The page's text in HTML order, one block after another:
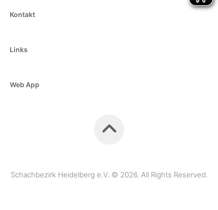
Kontakt
Links
Web App
Schachbezirk Heidelberg e.V. © 2026. All Rights Reserved.